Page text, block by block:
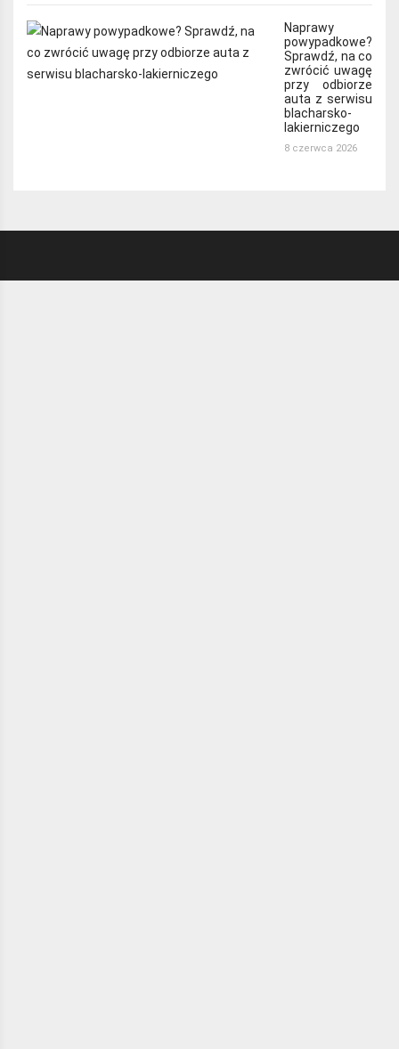
Naprawy
powypadkowe?
Sprawdź, na co
zwrócić uwagę
przy odbiorze
auta z serwisu
blacharsko-
lakierniczego
8 czerwca 2026